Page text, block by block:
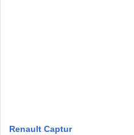
Renault Captur